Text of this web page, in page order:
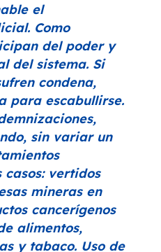
el
Como
del poder y
del sistema. Si
condena,
para escabullirse.
sin variar un
casos: vertidos
mineras en
cancerígenos
alimentos,
y tabaco. Uso de